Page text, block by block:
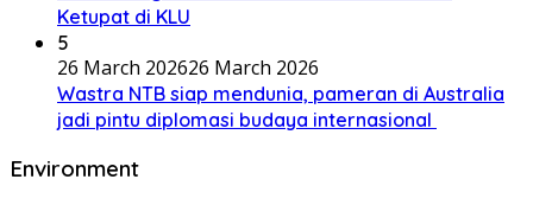
Ketupat di KLU
5
26 March 202626 March 2026
Wastra NTB siap mendunia, pameran di Australia
jadi pintu diplomasi budaya internasional
Environment